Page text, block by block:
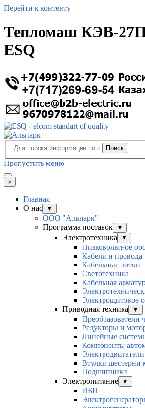
Перейти к контенту
Тепломаш КЭВ-
ESQ
Поиск
Пропустить меню
×
Главная
О нас
▼
ООО "Альпарк"
Программа поставок
▼
Электротехника ▼
Низковольтное
Кабели и провода
Кабельные лотки
Светотехника
Кабельная
Электрощитовое
Приводная техника
▼
Преобразователи
Редукторы и
Линейные
Компоненты
Электродвигатели
Втулки шестерни
Подшипники
Электропитание
▼
ИБП